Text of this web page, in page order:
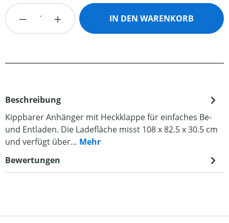
Produkt Anzahl: Gib den gewünschten
IN DEN WARENKORB
Beschreibung
Kippbarer Anhänger mit Heckklappe für einfaches Be-
und Entladen. Die Ladefläche misst 108 x 82.5 x 30.5 cm
und verfügt über… Mehr
Bewertungen